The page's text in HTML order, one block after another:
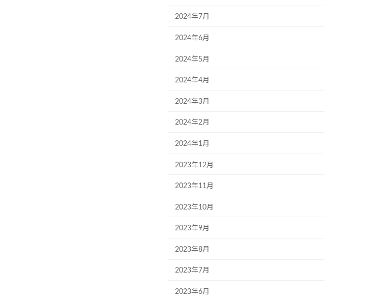
2024年7月
2024年6月
2024年5月
2024年4月
2024年3月
2024年2月
2024年1月
2023年12月
2023年11月
2023年10月
2023年9月
2023年8月
2023年7月
2023年6月